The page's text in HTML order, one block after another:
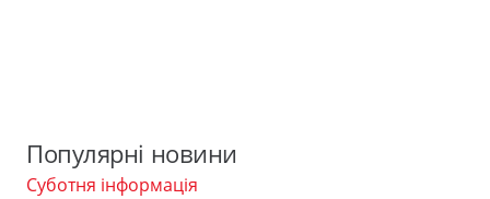
Популярні новини
Суботня інформація